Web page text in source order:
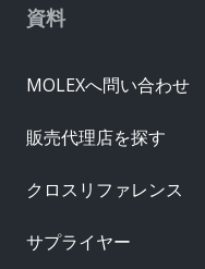
資料
MOLEXへ問い合わせ
販売代理店を探す
クロスリファレンス
サプライヤー